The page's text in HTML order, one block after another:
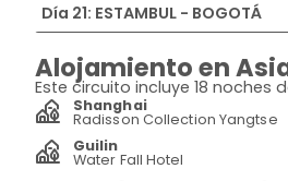
Día 21: ESTAMBUL - BOGOTÁ
Alojamiento en
Este circuito incluye 18
Shanghai
Radisson Collection Yangtse
Guilin
Water Fall Hotel